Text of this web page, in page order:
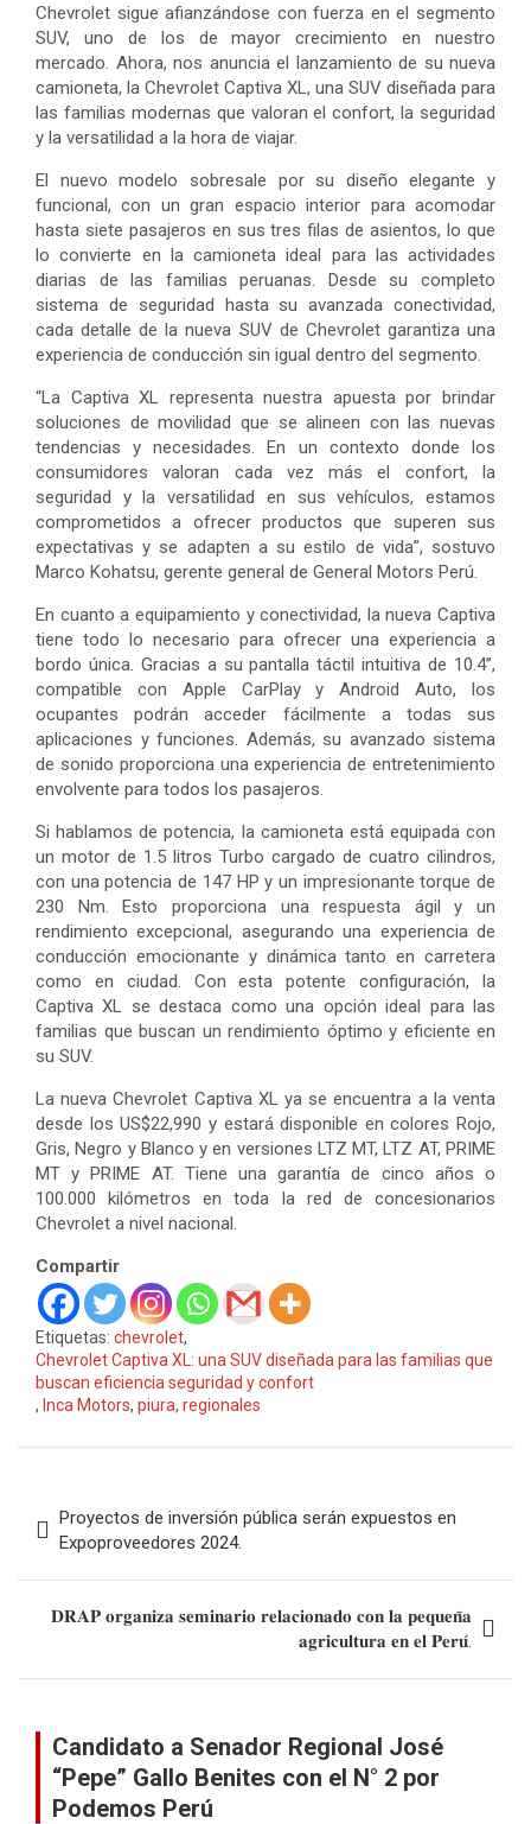
Chevrolet sigue afianzándose con fuerza en el segmento
SUV, uno de los de mayor crecimiento en nuestro
mercado. Ahora, nos anuncia el lanzamiento de su nueva
camioneta, la Chevrolet Captiva XL, una SUV diseñada para
las familias modernas que valoran el confort, la seguridad
y la versatilidad a la hora de viajar.
El nuevo modelo sobresale por su diseño elegante y
funcional, con un gran espacio interior para acomodar
hasta siete pasajeros en sus tres filas de asientos, lo que
lo convierte en la camioneta ideal para las actividades
diarias de las familias peruanas. Desde su completo
sistema de seguridad hasta su avanzada conectividad,
cada detalle de la nueva SUV de Chevrolet garantiza una
experiencia de conducción sin igual dentro del segmento.
“La Captiva XL representa nuestra apuesta por brindar
soluciones de movilidad que se alineen con las nuevas
tendencias y necesidades. En un contexto donde los
consumidores valoran cada vez más el confort, la
seguridad y la versatilidad en sus vehículos, estamos
comprometidos a ofrecer productos que superen sus
expectativas y se adapten a su estilo de vida”, sostuvo
Marco Kohatsu, gerente general de General Motors Perú.
En cuanto a equipamiento y conectividad, la nueva Captiva
tiene todo lo necesario para ofrecer una experiencia a
bordo única. Gracias a su pantalla táctil intuitiva de 10.4’’,
compatible con Apple CarPlay y Android Auto, los
ocupantes podrán acceder fácilmente a todas sus
aplicaciones y funciones. Además, su avanzado sistema
de sonido proporciona una experiencia de entretenimiento
envolvente para todos los pasajeros.
Si hablamos de potencia, la camioneta está equipada con
un motor de 1.5 litros Turbo cargado de cuatro cilindros,
con una potencia de 147 HP y un impresionante torque de
230 Nm. Esto proporciona una respuesta ágil y un
rendimiento excepcional, asegurando una experiencia de
conducción emocionante y dinámica tanto en carretera
como en ciudad. Con esta potente configuración, la
Captiva XL se destaca como una opción ideal para las
familias que buscan un rendimiento óptimo y eficiente en
su SUV.
La nueva Chevrolet Captiva XL ya se encuentra a la venta
desde los US$22,990 y estará disponible en colores Rojo,
Gris, Negro y Blanco y en versiones LTZ MT, LTZ AT, PRIME
MT y PRIME AT. Tiene una garantía de cinco años o
100.000 kilómetros en toda la red de concesionarios
Chevrolet a nivel nacional.
Compartir
Etiquetas: chevrolet,
Chevrolet Captiva XL: una SUV diseñada para las familias que
buscan eficiencia seguridad y confort
, Inca Motors, piura, regionales
de
entradas
Proyectos de inversión pública serán expuestos en
Expoproveedores 2024.
𝐃𝐑𝐀𝐏 𝐨𝐫𝐠𝐚𝐧𝐢𝐳𝐚 𝐬𝐞𝐦𝐢𝐧𝐚𝐫𝐢𝐨 𝐫𝐞𝐥𝐚𝐜𝐢𝐨𝐧𝐚𝐝𝐨 𝐜𝐨𝐧 𝐥𝐚 𝐩𝐞𝐪𝐮𝐞𝐧̃𝐚
𝐚𝐠𝐫𝐢𝐜𝐮𝐥𝐭𝐮𝐫𝐚 𝐞𝐧 𝐞𝐥 𝐏𝐞𝐫𝐮́.
Candidato a Senador Regional José
“Pepe” Gallo Benites con el N° 2 por
Podemos Perú